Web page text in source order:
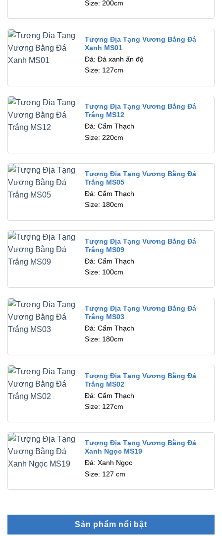
Sản phẩm nổi bật
Size: 200cm
Tượng Địa Tạng Vương Bằng Đá
Xanh MS01
Đá: Đá xanh ấn độ
Size: 127cm
Tượng Địa Tạng Vương Bằng Đá
Trắng MS12
Đá: Cẩm Thạch
Size: 220cm
Tượng Địa Tạng Vương Bằng Đá
Trắng MS05
Đá: Cẩm Thạch
Size: 180cm
Tượng Địa Tạng Vương Bằng Đá
Trắng MS09
Đá: Cẩm Thạch
Size: 100cm
Tượng Địa Tạng Vương Bằng Đá
Trắng MS03
Đá: Cẩm Thạch
Size: 180cm
Tượng Địa Tạng Vương Bằng Đá
Trắng MS02
Đá: Cẩm Thạch
Size: 127cm
Tượng Địa Tạng Vương Bằng Đá
Xanh Ngọc MS19
Đá: Xanh Ngọc
Size: 127 cm